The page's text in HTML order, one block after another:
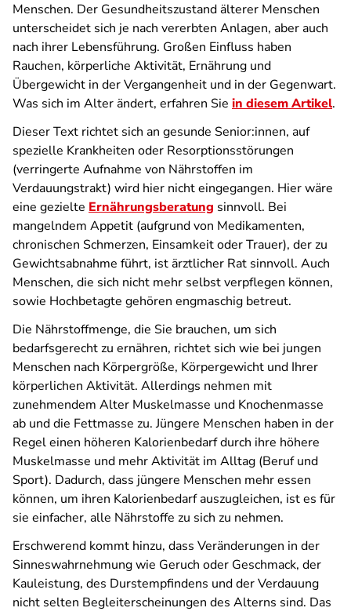
Menschen. Der Gesundheitszustand älterer Menschen
unterscheidet sich je nach vererbten Anlagen, aber auch
nach ihrer Lebensführung. Großen Einfluss haben
Rauchen, körperliche Aktivität, Ernährung und
Übergewicht in der Vergangenheit und in der Gegenwart.
Was sich im Alter ändert, erfahren Sie in diesem Artikel.
Dieser Text richtet sich an gesunde Senior:innen, auf
spezielle Krankheiten oder Resorptionsstörungen
(verringerte Aufnahme von Nährstoffen im
Verdauungstrakt) wird hier nicht eingegangen. Hier wäre
eine gezielte Ernährungsberatung sinnvoll. Bei
mangelndem Appetit (aufgrund von Medikamenten,
chronischen Schmerzen, Einsamkeit oder Trauer), der zu
Gewichtsabnahme führt, ist ärztlicher Rat sinnvoll. Auch
Menschen, die sich nicht mehr selbst verpflegen können,
sowie Hochbetagte gehören engmaschig betreut.
Die Nährstoffmenge, die Sie brauchen, um sich
bedarfsgerecht zu ernähren, richtet sich wie bei jungen
Menschen nach Körpergröße, Körpergewicht und Ihrer
körperlichen Aktivität. Allerdings nehmen mit
zunehmendem Alter Muskelmasse und Knochenmasse
ab und die Fettmasse zu. Jüngere Menschen haben in der
Regel einen höheren Kalorienbedarf durch ihre höhere
Muskelmasse und mehr Aktivität im Alltag (Beruf und
Sport). Dadurch, dass jüngere Menschen mehr essen
können, um ihren Kalorienbedarf auszugleichen, ist es für
sie einfacher, alle Nährstoffe zu sich zu nehmen.
Erschwerend kommt hinzu, dass Veränderungen in der
Sinneswahrnehmung wie Geruch oder Geschmack, der
Kauleistung, des Durstempfindens und der Verdauung
nicht selten Begleiterscheinungen des Alterns sind. Das